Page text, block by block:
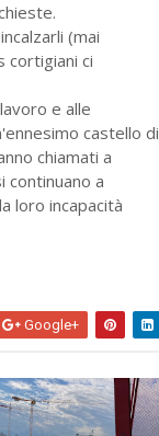
(mai
cortigiani ci
e alle
castello di
chiamati a
a
loro incapacità
Google+